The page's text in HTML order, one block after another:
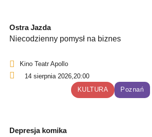
Ostra Jazda
Niecodzienny pomysł na biznes
Kino Teatr Apollo
14 sierpnia 2026,20:00
KULTURA
Poznań
Depresja komika